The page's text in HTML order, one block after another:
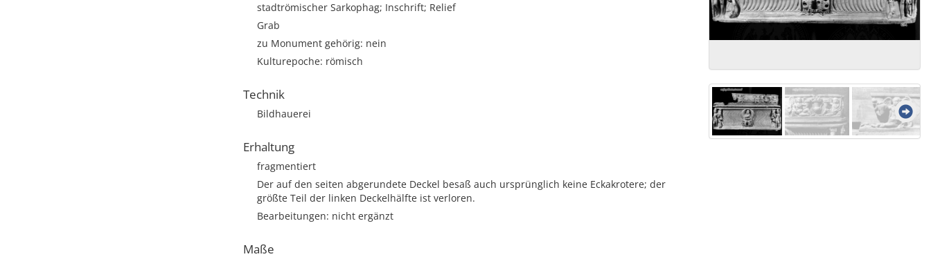
stadtrömischer Sarkophag; Inschrift; Relief
Grab
zu Monument gehörig: nein
Kulturepoche: römisch
Technik
Bildhauerei
Erhaltung
fragmentiert
Der auf den seiten abgerundete Deckel besaß auch ursprünglich keine Eckakrotere; der
größte Teil der linken Deckelhälfte ist verloren.
Bearbeitungen: nicht ergänzt
Maße